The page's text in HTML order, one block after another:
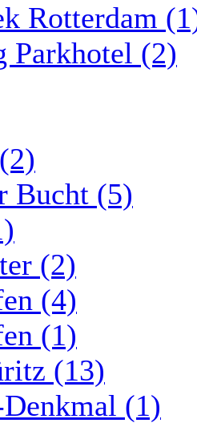
Rotterdam
Parkhotel (2)
Bucht (5)
(2)
(4)
(1)
(13)
(1)